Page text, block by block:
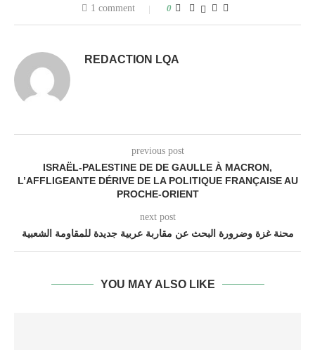
1 comment 0
REDACTION LQA
previous post
ISRAËL-PALESTINE DE DE GAULLE À MACRON,
L’AFFLIGEANTE DÉRIVE DE LA POLITIQUE FRANÇAISE AU
PROCHE-ORIENT
next post
محنة غزة وضرورة البحث عن مقاربة عربية جديدة للمقاومة الشعبية
YOU MAY ALSO LIKE